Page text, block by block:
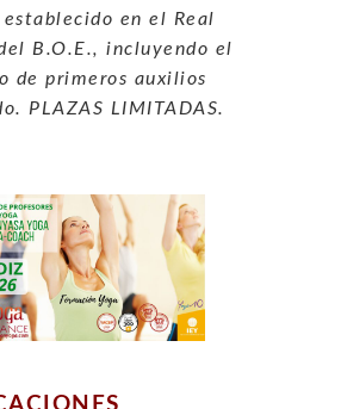
en el Real
B.O.E., incluyendo el
de primeros auxilios
PLAZAS LIMITADAS.